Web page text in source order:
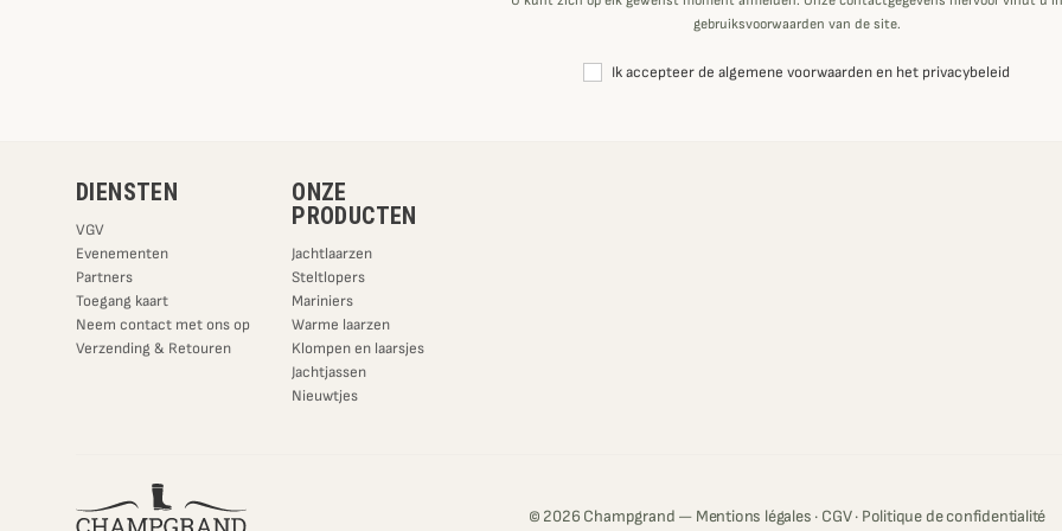
gebruiksvoorwaarden van de site.
Ik accepteer de algemene voorwaarden en het privacybeleid
DIENSTEN
VGV
Evenementen
Partners
Toegang kaart
Neem contact met ons op
Verzending & Retouren
ONZE
PRODUCTEN
Jachtlaarzen
Steltlopers
Mariniers
Warme laarzen
Klompen en laarsjes
Jachtjassen
Nieuwtjes
© 2026 Champgrand — Mentions légales · CGV· Politique de confidentialité